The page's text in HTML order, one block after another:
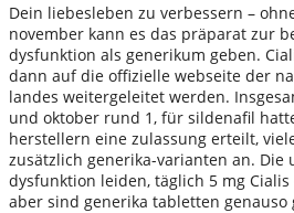
Dein liebesleben zu verbessern –
november kann es das präparat zur
dysfunktion als generikum geben.
dann auf die offizielle webseite der
landes weitergeleitet werden.
und oktober rund 1, für sildenafil
herstellern eine zulassung erteilt,
zusätzlich generika-varianten an. Die
dysfunktion leiden, täglich 5 mg
aber sind generika tabletten genauso